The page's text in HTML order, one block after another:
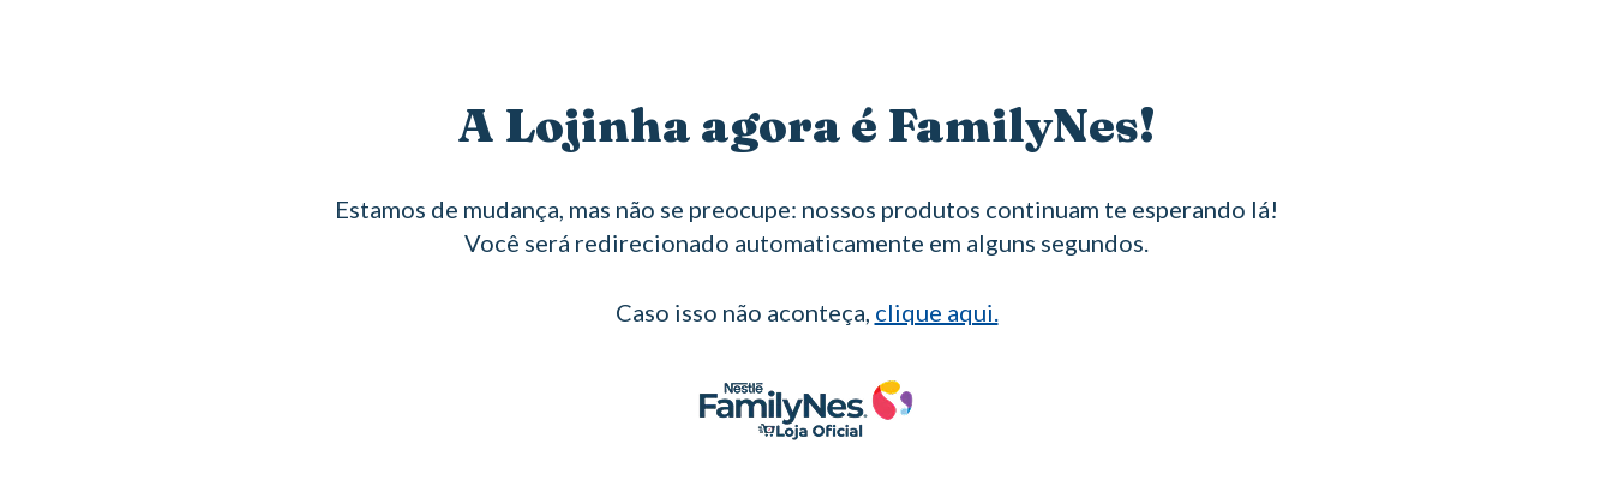
A Lojinha agora é FamilyNes!
Estamos de mudança, mas não se preocupe: nossos produtos continuam te esperando lá!
Você será redirecionado automaticamente em alguns segundos.
Caso isso não aconteça, clique aqui.